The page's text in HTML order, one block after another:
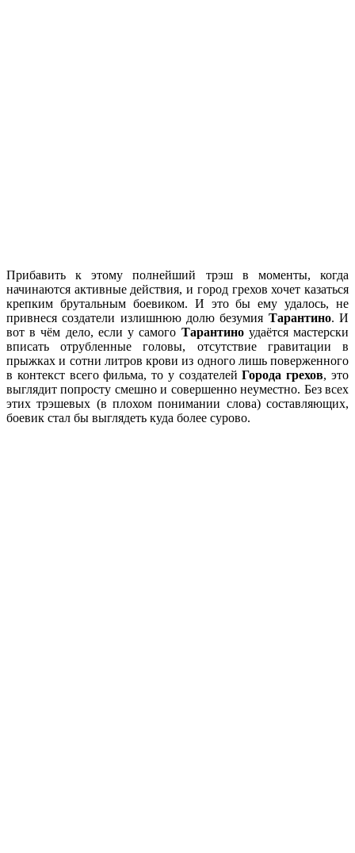
Прибавить к этому полнейший трэш в моменты, когда
начинаются активные действия, и город грехов хочет казаться
крепким брутальным боевиком. И это бы ему удалось, не
привнеся создатели излишнюю долю безумия Тарантино. И
вот в чём дело, если у самого Тарантиноудаётся мастерски
вписать отрубленные головы, отсутствие гравитации в
прыжках и сотни литров крови из одного лишь поверженного
в контекст всего фильма, то у создателейГорода грехов, это
выглядит попросту смешно и совершенно неуместно. Без всех
этих трэшевых (в плохом понимании слова) составляющих,
боевик стал бы выглядеть куда более сурово.